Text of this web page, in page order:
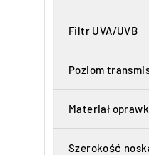
Filtr UVA/UVB
Poziom
Materiał
Szerokość